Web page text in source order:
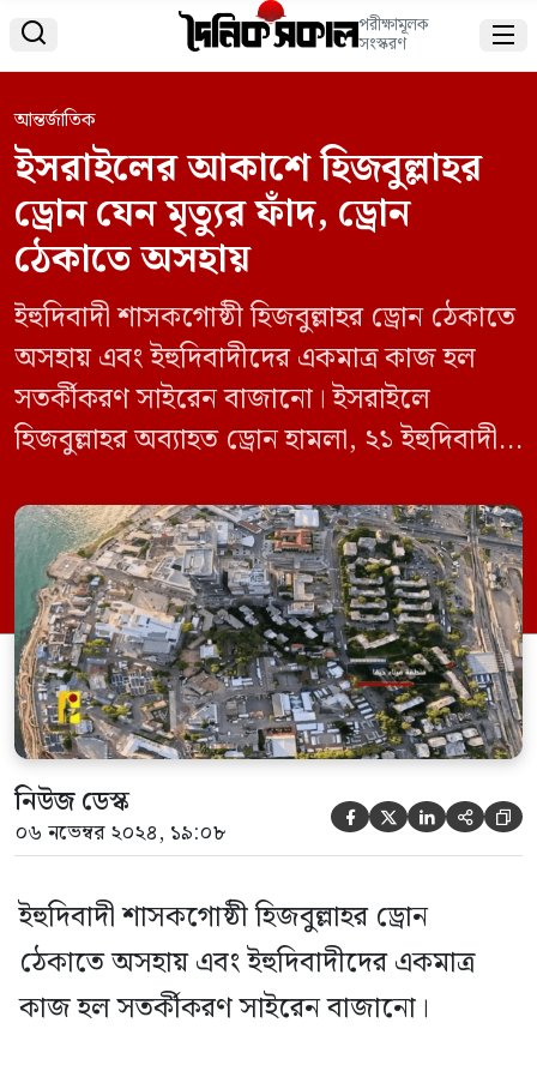
 পরীক্ষামূলক
সংস্করণ 
আন্তর্জাতিক
ইসরাইলের আকাশে হিজবুল্লাহর
ড্রোন যেন মৃত্যুর ফাঁদ, ড্রোন
ঠেকাতে অসহায়
ইহুদিবাদী শাসকগোষ্ঠী হিজবুল্লাহর ড্রোন ঠেকাতে
অসহায় এবং ইহুদিবাদীদের একমাত্র কাজ হল
সতর্কীকরণ সাইরেন বাজানো। ইসরাইলে
হিজবুল্লাহর অব্যাহত ড্রোন হামলা, ২১ ইহুদিবাদী
আক্রমণের ধারাবাহিকতা, গাজার টিকা কেন্দ্রে
ইসরাইলের হামলা এবং ইসরাইলে ইরাকি প্রতিরোধ
যোদ্ধাদের ড্রোন হামলা গত ২৪ ঘন্টার অন্যতম
গুরুত্বপূর্ণ খবর। গাজা ও লেবাননের সর্বশেষ
পরিস্থিতি তুলে ধরা হলো। হিজবুল্লাহর […]
নিউজ ডেস্ক
০৬ নভেম্বর ২০২৪, ১৯:০৮     
ইহুদিবাদী শাসকগোষ্ঠী হিজবুল্লাহর ড্রোন
ঠেকাতে অসহায় এবং ইহুদিবাদীদের একমাত্র
কাজ হল সতর্কীকরণ সাইরেন বাজানো।